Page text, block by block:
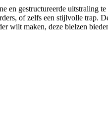
gestructureerde uitstraling
of zelfs een stijlvolle trap.
wilt maken, deze bielzen